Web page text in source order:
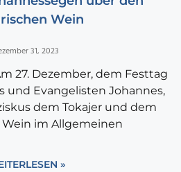
Wein
31, 2023
27. Dezember, dem Festtag
und Evangelisten Johannes,
dem Tokajer und dem
im Allgemeinen
»